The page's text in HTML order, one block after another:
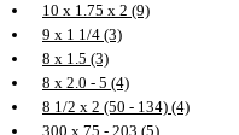
10 х 1.75 х 2 (9)
9 х 1 1/4 (3)
8 х 1.5 (3)
8 х 2.0 - 5 (4)
8 1/2 х 2 (50 - 134) (4)
300 х 75 - 203 (5)